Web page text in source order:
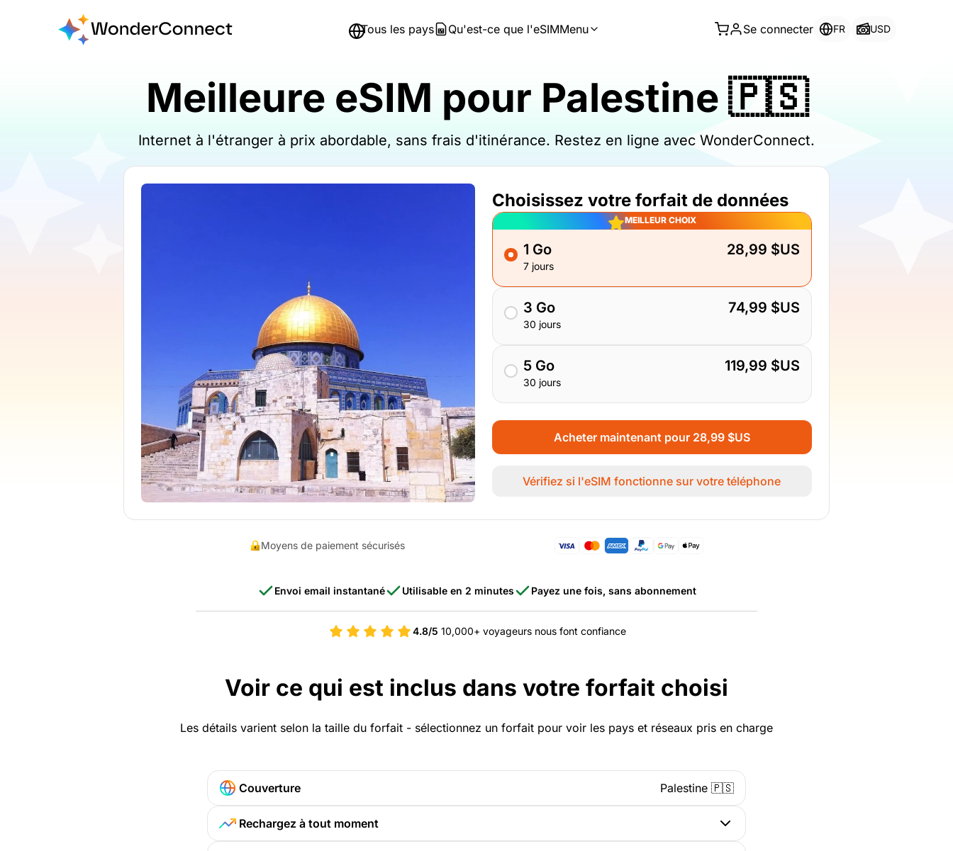
Tous les pays Qu'est-ce que l'eSIMMenu Se connecter FR USD
Meilleure eSIM pour Palestine 🇵🇸
Internet à l'étranger à prix abordable, sans frais d'itinérance. Restez en ligne avec WonderConnect.
Choisissez votre forfait de données
MEILLEUR CHOIX
1 Go
7 jours
28,99 $US
3 Go
30 jours
74,99 $US
5 Go
30 jours
119,99 $US
Acheter maintenant pour 28,99 $US
Vérifiez si l'eSIM fonctionne sur votre téléphone
Moyens de paiement sécurisés
Envoi email instantané Utilisable en 2 minutes Payez une fois, sans abonnement
4.8/5 10,000+ voyageurs nous font confiance
Voir ce qui est inclus dans votre forfait choisi
Les détails varient selon la taille du forfait - sélectionnez un forfait pour voir les pays et réseaux pris en charge
Couverture Palestine 🇵🇸
Rechargez à tout moment